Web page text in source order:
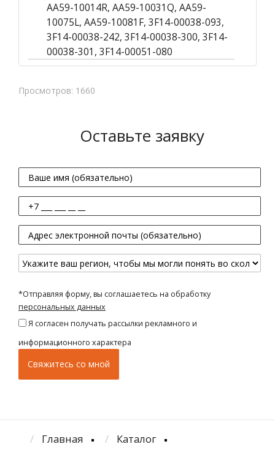
AA59-10014R, AA59-10031Q, AA59-
10075L, AA59-10081F, 3F14-00038-093,
3F14-00038-242, 3F14-00038-300, 3F14-
00038-301, 3F14-00051-080
Просмотров: 1660
Оставьте заявку
*Отправляя форму, вы соглашаетесь на обработку
персональных данных
Я согласен получать рассылки рекламного и
информационного характера
Главная
Каталог